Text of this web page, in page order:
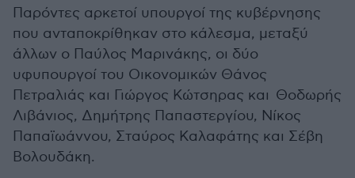
Παρόντες αρκετοί υπουργοί της κυβέρνησης
που ανταποκρίθηκαν στο κάλεσμα, μεταξύ
άλλων ο Παύλος Μαρινάκης, οι δύο
υφυπουργοί του Οικονομικών Θάνος
Πετραλιάς και Γιώργος Κώτσηρας και Θοδωρής
Λιβάνιος, Δημήτρης Παπαστεργίου, Νίκος
Παπαϊωάννου, Σταύρος Καλαφάτης και Σέβη
Βολουδάκη.